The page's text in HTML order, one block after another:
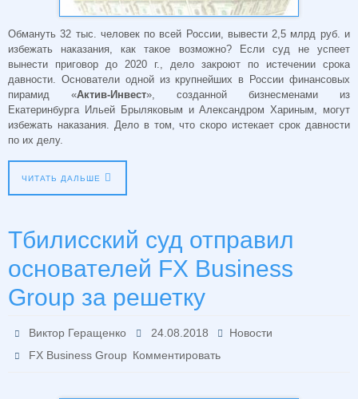
Обмануть 32 тыс. человек по всей России, вывести 2,5 млрд руб. и
избежать наказания, как такое возможно? Если суд не успеет
вынести приговор до 2020 г., дело закроют по истечении срока
давности. Основатели одной из крупнейших в России финансовых
пирамид «Актив-Инвест», созданной бизнесменами из
Екатеринбурга Ильей Брыляковым и Александром Хариным, могут
избежать наказания. Дело в том, что скоро истекает срок давности
по их делу.
ЧИТАТЬ ДАЛЬШЕ
Тбилисский суд отправил
основателей FX Business
Group за решетку
Виктор Геращенко 24.08.2018
Новости
FX Business Group Комментировать